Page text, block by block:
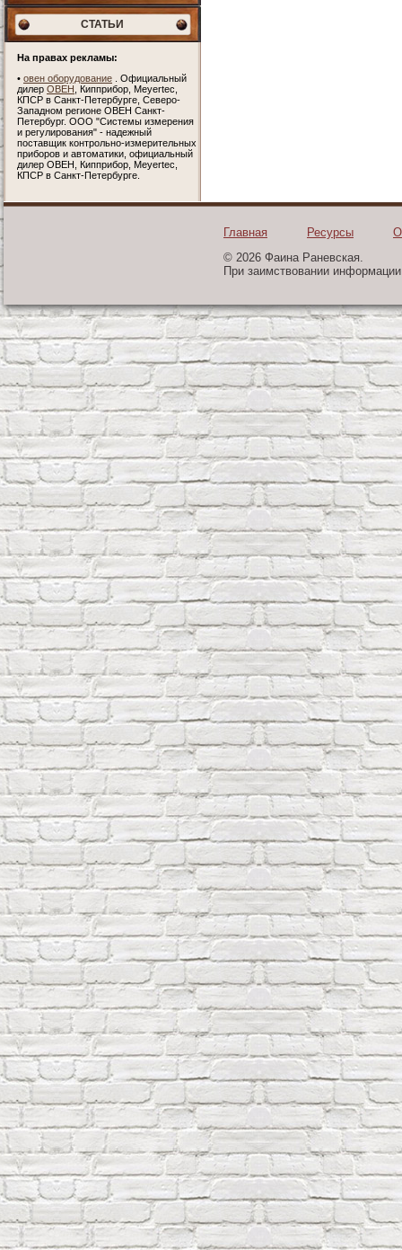
СТАТЬИ
На правах рекламы:
• овен оборудование . Официальный
дилер ОВЕН , Кипприбор, Meyertec,
КПСР в Санкт-Петербурге, Северо-
Западном регионе ОВЕН Санкт-
Петербург. ООО "Системы измерения
и регулирования" - надежный
поставщик контрольно-измерительных
приборов и автоматики, официальный
дилер ОВЕН, Кипприбор, Meyertec,
КПСР в Санкт-Петербурге.
Главная Ресурсы
© 2026 Фаина Раневская.
При заимствовании